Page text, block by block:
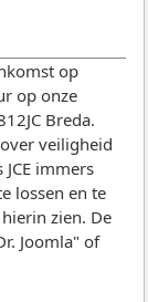
op
op onze
Breda.
veiligheid
immers
lossen en te
zien. De
Joomla" of